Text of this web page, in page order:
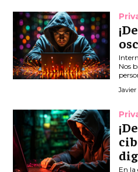
Nos
Javier
En la